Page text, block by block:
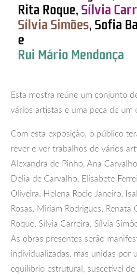
Esta mostra reúne um conjunto
vários artistas e uma peça de um
Com esta exposição, o público
rever e ver trabalhos de vários
Alexandra de Pinho, Ana
Delia de Carvalho, Elisabete
Oliveira, Helena Rocio Janeiro,
Rosas, Miriam Rodrigues, Renata
Roque, Sílvia Carreira, Sílvia
As obras presentes serão
individualizadas, mas unidas por
equilíbrio estrutural, suscetível